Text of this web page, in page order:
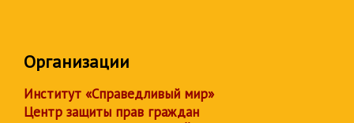
Организации
Институт «Справедливый мир»
Центр защиты прав граждан